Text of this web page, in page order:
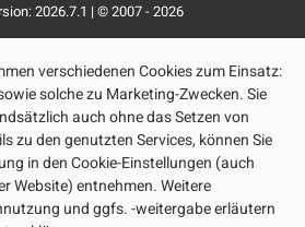
2026.7.1 | © 2007 - 2026
verschiedenen Cookies zum Einsatz:
solche zu Marketing-Zwecken. Sie
auch ohne das Setzen von
zu den genutzten Services, können Sie
in den Cookie-Einstellungen (auch
Website) entnehmen. Weitere
und ggfs. -weitergabe erläutern